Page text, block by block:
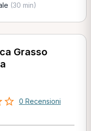
(30 min)
Grasso
0 Recensioni